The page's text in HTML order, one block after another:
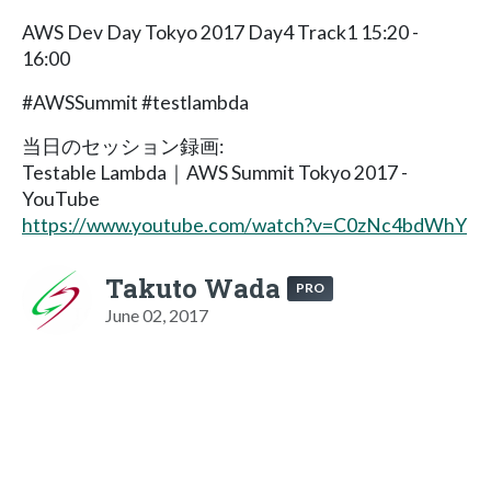
AWS Dev Day Tokyo 2017 Day4 Track1 15:20 -
16:00
#AWSSummit #testlambda
当日のセッション録画:
Testable Lambda｜AWS Summit Tokyo 2017 -
YouTube
https://www.youtube.com/watch?v=C0zNc4bdWhY
Takuto Wada PRO
June 02, 2017